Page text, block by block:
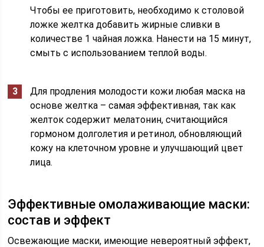
Чтобы ее приготовить, необходимо к столовой
ложке желтка добавить жирные сливки в
количестве 1 чайная ложка. Нанести на 15 минут,
смыть с использованием теплой воды.
Для продления молодости кожи любая маска на
основе желтка – самая эффективная, так как
желток содержит мелатонин, считающийся
гормоном долголетия и ретинол, обновляющий
кожу на клеточном уровне и улучшающий цвет
лица.
Эффективные омолаживающие маски:
состав и эффект
Освежающие маски, имеющие невероятный эффект,